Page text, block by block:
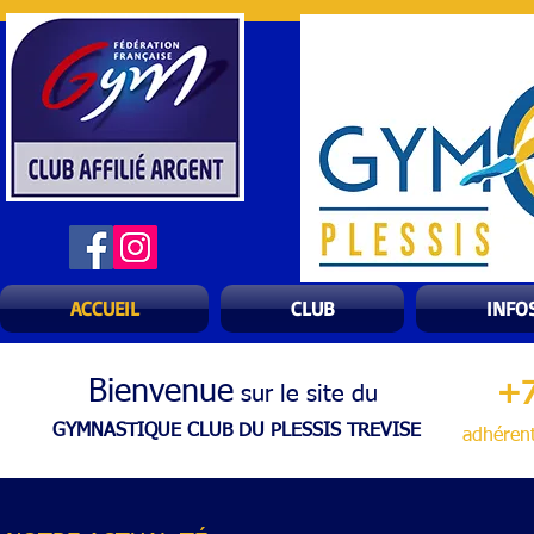
ACCUEIL CLUB
Bienvenue sur le site du
GYMNASTIQUE CLUB DU PLESSIS TREVISE